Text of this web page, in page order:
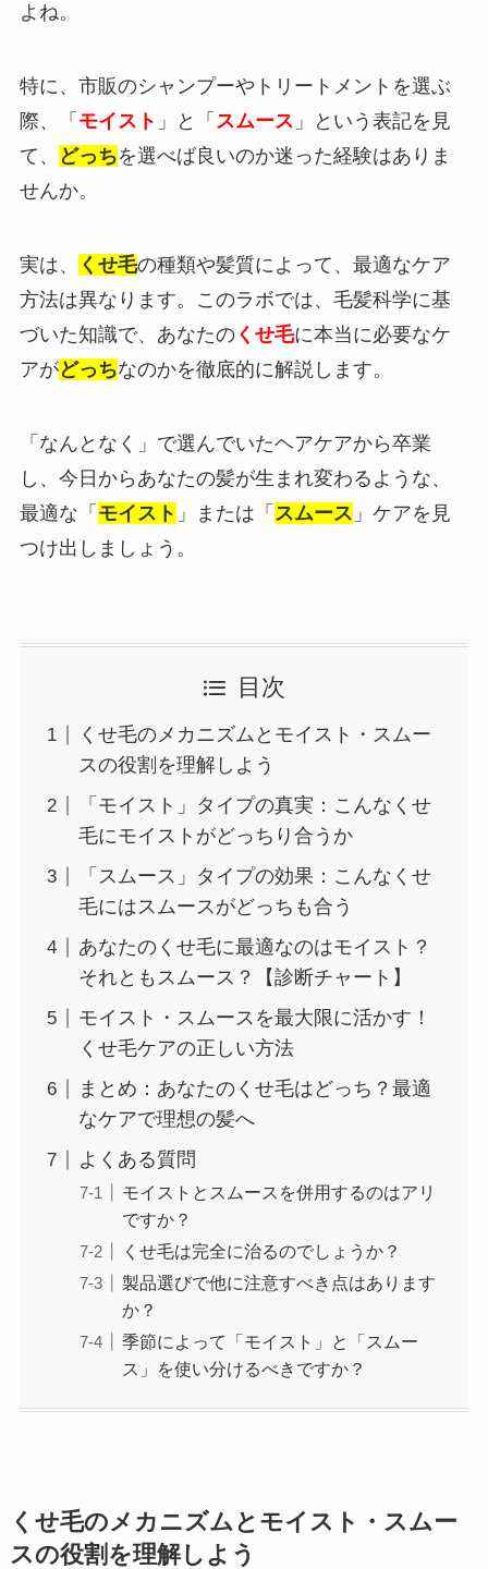
よね。
特に、市販のシャンプーやトリートメントを選ぶ
際、「 モイスト 」と「 スムース 」という表記を見
て、
どっちを選べば良いのか迷った経験はありま
せんか。
実は、 くせ毛の種類や髪質によって、最適なケア
方法は異なります。このラボでは、毛髪科学に基
づいた知識で、あなたのくせ毛に本当に必要なケ
アがどっちなのかを徹底的に解説します。
「なんとなく」で選んでいたヘアケアから卒業
し、今日からあなたの髪が生まれ変わるような、
最適な「 モイスト 」または「 スムース 」ケアを見
つけ出しましょう。
目次
くせ毛のメカニズムとモイスト・スムー
スの役割を理解しよう
「モイスト」タイプの真実：こんなくせ
毛にモイストがどっちり合うか
「スムース」タイプの効果：こんなくせ
毛にはスムースがどっちも合う
あなたのくせ毛に最適なのはモイスト？
それともスムース？【診断チャート】
モイスト・スムースを最大限に活かす！
くせ毛ケアの正しい方法
まとめ：あなたのくせ毛はどっち？最適
なケアで理想の髪へ
よくある質問
モイストとスムースを併用するのはアリ
ですか？
くせ毛は完全に治るのでしょうか？
製品選びで他に注意すべき点はあります
か？
季節によって「モイスト」と「スムー
ス」を使い分けるべきですか？
くせ毛のメカニズムとモイスト・スムー
スの役割を理解しよう